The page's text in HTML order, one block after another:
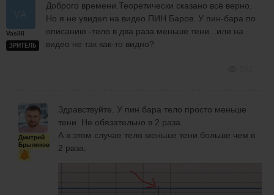
Vasilii
ЗРИТЕЛЬ
Доброго времени.Теоретически сказано всё верно.
Но я не увидел на видео ПИН Баров. У пин-бара по
описанию -тело в два раза меньше тени...или на
видео не так как-то видно?
Дмитрий
Брыляков
Здравствуйте. У пин бара тело просто меньше
тени. Не обязательно в 2 раза.
А в этом случае тело меньше тени больше чем в
2 раза.